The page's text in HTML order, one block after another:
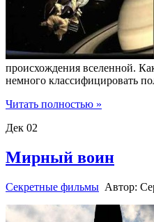
происхождения вселенной.
немного классифицировать
Читать полностью »
Дек 02
Мирный воин
Секретные фильмы Автор: